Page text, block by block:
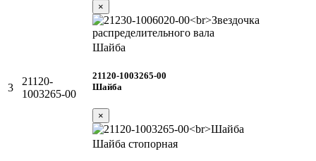
×
3
21120-
1003265-00
Шайба
21120-1003265-00
Шайба
×
Шайба стопорная